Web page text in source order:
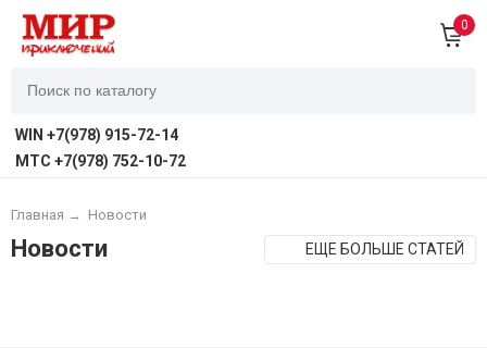
0
WIN +7(978) 915-72-14
MTC +7(978) 752-10-72
Главная → Новости
Новости ЕЩЕ БОЛЬШЕ СТАТЕЙ